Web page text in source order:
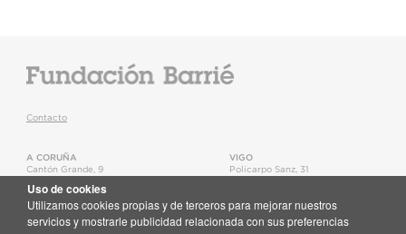
Contacto
A CORUÑA
Cantón Grande, 9
T.+34 981 22 15 25
Mapa
VIGO
Policarpo Sanz, 31
Mapa
Uso de cookies
Utilizamos cookies propias y de terceros para mejorar nuestros
servicios y mostrarle publicidad relacionada con sus preferencias